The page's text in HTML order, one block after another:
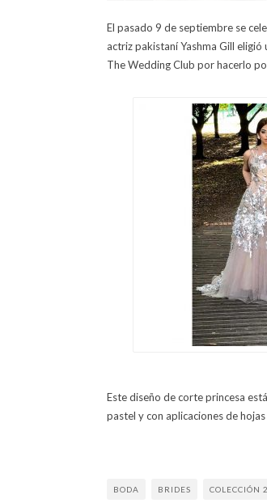
El pasado 9 de septiembre se
actriz pakistaní Yashma Gill
The Wedding Club por hacerlo
Este diseño de corte princesa
pastel y con aplicaciones de
BODA BRIDES COLECCIÓN